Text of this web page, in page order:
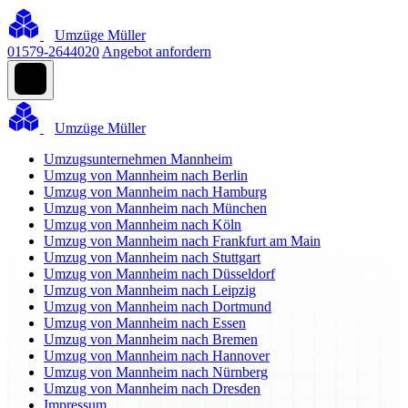
Umzüge Müller
01579-2644020 Angebot anfordern
Umzüge Müller
Umzugsunternehmen Mannheim
Umzug von Mannheim nach Berlin
Umzug von Mannheim nach Hamburg
Umzug von Mannheim nach München
Umzug von Mannheim nach Köln
Umzug von Mannheim nach Frankfurt am Main
Umzug von Mannheim nach Stuttgart
Umzug von Mannheim nach Düsseldorf
Umzug von Mannheim nach Leipzig
Umzug von Mannheim nach Dortmund
Umzug von Mannheim nach Essen
Umzug von Mannheim nach Bremen
Umzug von Mannheim nach Hannover
Umzug von Mannheim nach Nürnberg
Umzug von Mannheim nach Dresden
Impressum